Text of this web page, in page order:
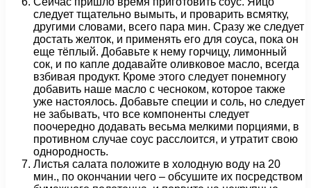
следует тщательно вымыть, и проварить всмятку,
другими словами, всего пара мин. Сразу же следует
достать желток, и применять его для соуса, пока он
еще тёплый. Добавьте к нему горчицу, лимонный
сок, и по капле додавайте оливковое масло, всегда
взбивая продукт. Кроме этого следует понемногу
добавить наше масло с чесноком, которое также
уже настоялось. Добавьте специи и соль, но следует
не забывать, что все компоненты следует
поочередно додавать весьма мелкими порциями, в
противном случае соус расслоится, и утратит свою
однородность.
Листья салата положите в холодную воду на 20
мин., по окончании чего – обсушите их посредством